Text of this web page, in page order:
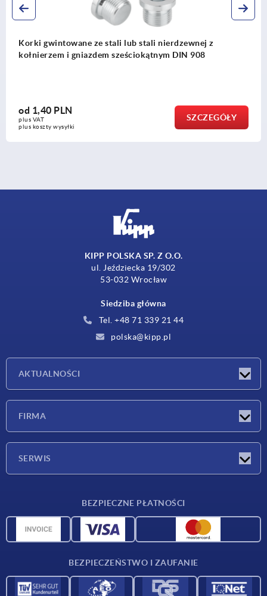
ze stali lub stali nierdzewnej z
sześciokątnym DIN 908
199,96
plus VAT
plus koszty
KIPP POLSKA SP. Z O.O.
ul. Jeździecka 19/302
53-032 Wrocław
Siedziba główna
Tel. +48 71 339 21 44
polska@kipp.pl
AKTUALNOŚCI
FIRMA
SERWIS
Dane CAD
BEZPIECZNE PŁATNOŚCI
BEZPIECZEŃSTWO I ZAUFANIE